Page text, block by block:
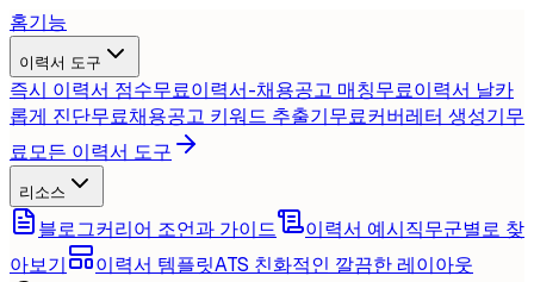
홈기능
이력서 도구
즉시 이력서 점수무료이력서-채용공고 매칭무료이력서 날카
롭게 진단무료채용공고 키워드 추출기무료커버레터 생성기무
료모든 이력서 도구
리소스
블로그커리어 조언과 가이드 이력서 예시직무군별로 찾
아보기
이력서 템플릿ATS 친화적인 깔끔한 레이아웃